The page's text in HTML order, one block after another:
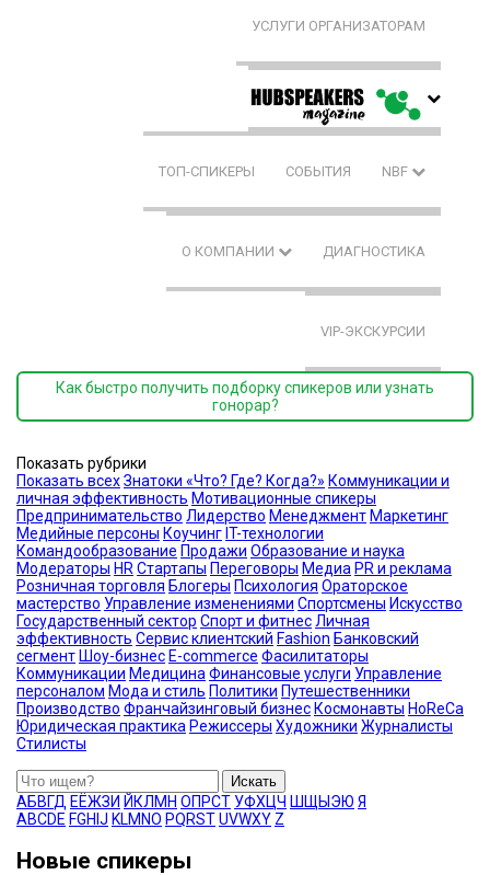
УСЛУГИ ОРГАНИЗАТОРАМ
ТОП-СПИКЕРЫ СОБЫТИЯ NBF
О КОМПАНИИ ДИАГНОСТИКА
VIP-ЭКСКУРСИИ
Как быстро получить подборку спикеров или узнать
гонорар?
Показать рубрики
Показать всехЗнатоки «Что? Где? Когда?» Коммуникации и
личная эффективность Мотивационные спикеры
Предпринимательство Лидерство Менеджмент Маркетинг
Медийные персоны Коучинг IT-технологии
Командообразование Продажи Образование и наука
Модераторы HRСтартапы Переговоры Медиа PR и реклама
Розничная торговля Блогеры Психология Ораторское
мастерство Управление изменениями Спортсмены Искусство
Государственный сектор Спорт и фитнесЛичная
эффективность Сервис клиентский Fashion Банковский
сегмент Шоу-бизнес E-commerce Фасилитаторы
Коммуникации МедицинаФинансовые услуги Управление
персоналом Мода и стиль Политики Путешественники
Производство Франчайзинговый бизнес Космонавты HoReCa
Юридическая практика Режиссеры Художники Журналисты
Стилисты
Искать
АБВГД ЕЁЖЗИ Й КЛ М Н ОП РСТ УФХЦЧ Ш ЩЫ ЭЮ Я
ABCDE FGH J KLM NO PQRSTUVWXY Z
Новые спикеры